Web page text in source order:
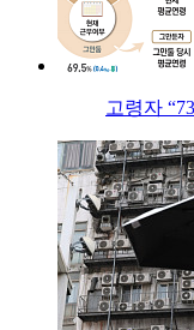
고령자